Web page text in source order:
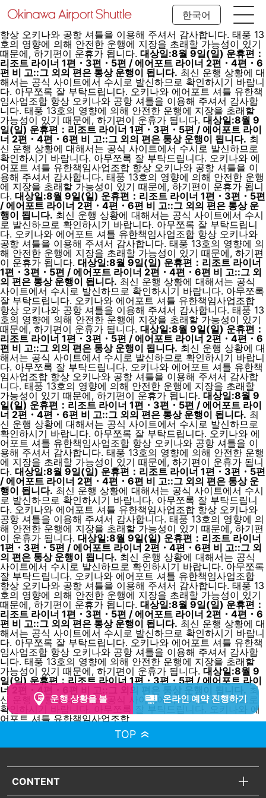
한국어
항상 오키나와 공항 셔틀을 이용해 주셔서 감사합니다. 태풍 13
호의 영향에 의해 안전한 운행에 지장을 초래할 가능성이 있기
때문에, 하기편이 운휴가 됩니다. 대상일:8월 9일(일) 운휴편：
리조트 라이너 1편・3편・5편 / 에어포트 라이너 2편・4편・6
편 비 고::그 외의 편은 통상 운행이 됩니다. 최신 운행 상황에 대
해서는 공식 사이트에서 수시로 발신하므로 확인하시기 바랍니
다. 아무쪼록 잘 부탁드립니다. 오키나와 에어포트 셔틀 유한책
임사업조합 항상 오키나와 공항 셔틀을 이용해 주셔서 감사합
니다. 태풍 13호의 영향에 의해 안전한 운행에 지장을 초래할
가능성이 있기 때문에, 하기편이 운휴가 됩니다. 대상일:8월 9
일(일) 운휴편：리조트 라이너 1편・3편・5편 / 에어포트 라이
너 2편・4편・6편 비 고::그 외의 편은 통상 운행이 됩니다. 최
신 운행 상황에 대해서는 공식 사이트에서 수시로 발신하므로
확인하시기 바랍니다. 아무쪼록 잘 부탁드립니다. 오키나와 에
어포트 셔틀 유한책임사업조합 항상 오키나와 공항 셔틀을 이
용해 주셔서 감사합니다. 태풍 13호의 영향에 의해 안전한 운행
에 지장을 초래할 가능성이 있기 때문에, 하기편이 운휴가 됩니
다. 대상일:8월 9일(일) 운휴편：리조트 라이너 1편・3편・5편
/ 에어포트 라이너 2편・4편・6편 비 고::그 외의 편은 통상 운
행이 됩니다. 최신 운행 상황에 대해서는 공식 사이트에서 수시
로 발신하므로 확인하시기 바랍니다. 아무쪼록 잘 부탁드립니
다. 오키나와 에어포트 셔틀 유한책임사업조합 항상 오키나와
공항 셔틀을 이용해 주셔서 감사합니다. 태풍 13호의 영향에 의
해 안전한 운행에 지장을 초래할 가능성이 있기 때문에, 하기편
이 운휴가 됩니다. 대상일:8월 9일(일) 운휴편：리조트 라이너
1편・3편・5편 / 에어포트 라이너 2편・4편・6편 비 고::그 외
의 편은 통상 운행이 됩니다. 최신 운행 상황에 대해서는 공식
사이트에서 수시로 발신하므로 확인하시기 바랍니다. 아무쪼록
잘 부탁드립니다. 오키나와 에어포트 셔틀 유한책임사업조합
항상 오키나와 공항 셔틀을 이용해 주셔서 감사합니다. 태풍 13
호의 영향에 의해 안전한 운행에 지장을 초래할 가능성이 있기
때문에, 하기편이 운휴가 됩니다. 대상일:8월 9일(일) 운휴편：
리조트 라이너 1편・3편・5편 / 에어포트 라이너 2편・4편・6
편 비 고::그 외의 편은 통상 운행이 됩니다. 최신 운행 상황에 대
해서는 공식 사이트에서 수시로 발신하므로 확인하시기 바랍니
다. 아무쪼록 잘 부탁드립니다. 오키나와 에어포트 셔틀 유한책
임사업조합 항상 오키나와 공항 셔틀을 이용해 주셔서 감사합
니다. 태풍 13호의 영향에 의해 안전한 운행에 지장을 초래할
가능성이 있기 때문에, 하기편이 운휴가 됩니다. 대상일:8월 9
일(일) 운휴편：리조트 라이너 1편・3편・5편 / 에어포트 라이
너 2편・4편・6편 비 고::그 외의 편은 통상 운행이 됩니다. 최
신 운행 상황에 대해서는 공식 사이트에서 수시로 발신하므로
확인하시기 바랍니다. 아무쪼록 잘 부탁드립니다. 오키나와 에
어포트 셔틀 유한책임사업조합 항상 오키나와 공항 셔틀을 이
용해 주셔서 감사합니다. 태풍 13호의 영향에 의해 안전한 운행
에 지장을 초래할 가능성이 있기 때문에, 하기편이 운휴가 됩니
다. 대상일:8월 9일(일) 운휴편：리조트 라이너 1편・3편・5편
/ 에어포트 라이너 2편・4편・6편 비 고::그 외의 편은 통상 운
행이 됩니다. 최신 운행 상황에 대해서는 공식 사이트에서 수시
로 발신하므로 확인하시기 바랍니다. 아무쪼록 잘 부탁드립니
다. 오키나와 에어포트 셔틀 유한책임사업조합 항상 오키나와
공항 셔틀을 이용해 주셔서 감사합니다. 태풍 13호의 영향에 의
해 안전한 운행에 지장을 초래할 가능성이 있기 때문에, 하기편
이 운휴가 됩니다. 대상일:8월 9일(일) 운휴편：리조트 라이너
1편・3편・5편 / 에어포트 라이너 2편・4편・6편 비 고::그 외
의 편은 통상 운행이 됩니다. 최신 운행 상황에 대해서는 공식
사이트에서 수시로 발신하므로 확인하시기 바랍니다. 아무쪼록
잘 부탁드립니다. 오키나와 에어포트 셔틀 유한책임사업조합
항상 오키나와 공항 셔틀을 이용해 주셔서 감사합니다. 태풍 13
호의 영향에 의해 안전한 운행에 지장을 초래할 가능성이 있기
때문에, 하기편이 운휴가 됩니다. 대상일:8월 9일(일) 운휴편：
리조트 라이너 1편・3편・5편 / 에어포트 라이너 2편・4편・6
편 비 고::그 외의 편은 통상 운행이 됩니다. 최신 운행 상황에 대
해서는 공식 사이트에서 수시로 발신하므로 확인하시기 바랍니
다. 아무쪼록 잘 부탁드립니다. 오키나와 에어포트 셔틀 유한책
임사업조합 항상 오키나와 공항 셔틀을 이용해 주셔서 감사합
니다. 태풍 13호의 영향에 의해 안전한 운행에 지장을 초래할
가능성이 있기 때문에, 하기편이 운휴가 됩니다. 대상일:8월 9
일(일) 운휴편：리조트 라이너 1편・3편・5편 / 에어포트 라이
너 2편・4편・6편 비 고::그 외의 편은 통상 운행이 됩니다.
최
신 운행 상황에 대해서는 공식 사이트에서 수시로 발신하므로
확인하시기 바랍니다. 아무쪼록 잘 부탁드립니다. 오키나와 에
어포트 셔틀 유한책임사업조합
운행 상황을 볼 온라인 예약 진행하기
TOP
CONTENT